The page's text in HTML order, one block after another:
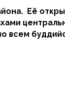
Её
всем